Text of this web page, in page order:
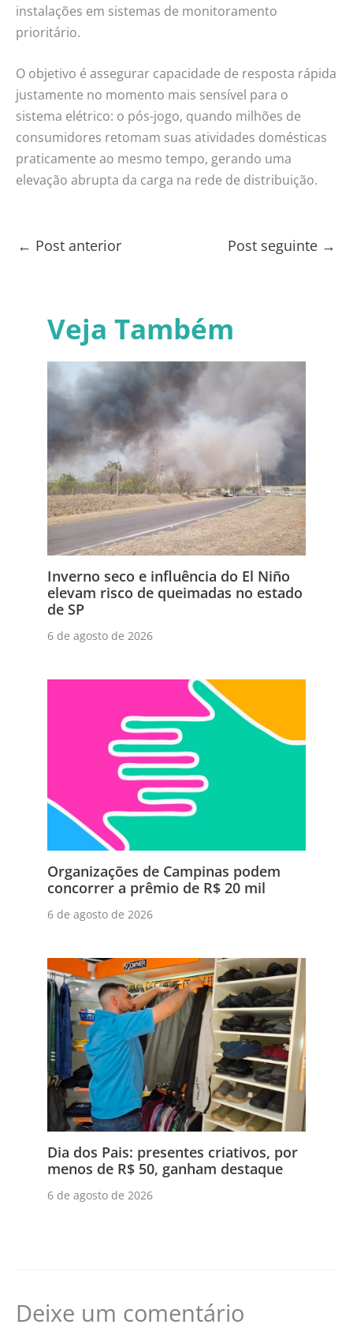
instalações em sistemas de monitoramento
prioritário.
O objetivo é assegurar capacidade de resposta rápida
justamente no momento mais sensível para o
sistema elétrico: o pós-jogo, quando milhões de
consumidores retomam suas atividades domésticas
praticamente ao mesmo tempo, gerando uma
elevação abrupta da carga na rede de distribuição.
← Post anterior Post seguinte →
Veja Também
Inverno seco e influência do El Niño
elevam risco de queimadas no estado
de SP
6 de agosto de 2026
Organizações de Campinas podem
concorrer a prêmio de R$ 20 mil
6 de agosto de 2026
Dia dos Pais: presentes criativos, por
menos de R$ 50, ganham destaque
6 de agosto de 2026
Deixe um comentário